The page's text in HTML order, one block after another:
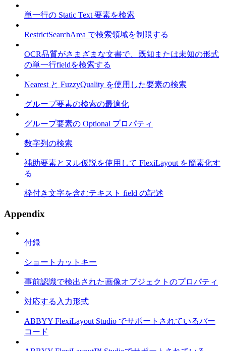
単一行の Static Text 要素を検索
RestrictSearchArea で検索領域を制限する
OCR品質がさまざまな文書で、既知または未知の形式
の単一行fieldを検索する
Nearest と FuzzyQuality を使用した要素の検索
グループ要素の検索の最適化
グループ要素の Optional プロパティ
数字列の検索
補助要素とヌル仮説を使用して FlexiLayout を簡素化す
る
枠付き文字を含むテキスト field の記述
Appendix
付録
ショートカットキー
事前認識で検出された画像オブジェクトのプロパティ
対応する入力形式
ABBYY FlexiLayout Studio でサポートされているバー
コード